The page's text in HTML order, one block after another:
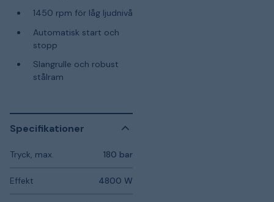
1450 rpm för låg ljudnivå
Automatisk start och
stopp
Slangrulle och robust
stålram
Specifikationer
Tryck, max. 180 bar
Effekt 4800 W